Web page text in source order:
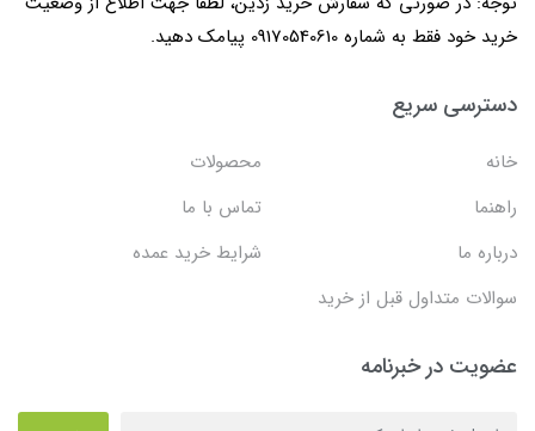
خرید خود فقط به شماره 09170540610 پیامک دهید.
دسترسی سریع
خانه
محصولات
راهنما
تماس با ما
درباره ما
شرایط خرید عمده
سوالات متداول قبل از خرید
عضویت در خبرنامه